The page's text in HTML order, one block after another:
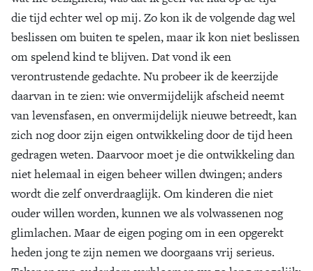
die tijd echter wel op mij. Zo kon ik de volgende dag wel
beslissen om buiten te spelen, maar ik kon niet beslissen
om spelend kind te blijven. Dat vond ik een
verontrustende gedachte. Nu probeer ik de keerzijde
daarvan in te zien: wie onvermijdelijk afscheid neemt
van levensfasen, en onvermijdelijk nieuwe betreedt, kan
zich nog door zijn eigen ontwikkeling door de tijd heen
gedragen weten. Daarvoor moet je die ontwikkeling dan
niet helemaal in eigen beheer willen dwingen; anders
wordt die zelf onverdraaglijk. Om kinderen die niet
ouder willen worden, kunnen we als volwassenen nog
glimlachen. Maar de eigen poging om in een opgerekt
heden jong te zijn nemen we doorgaans vrij serieus.